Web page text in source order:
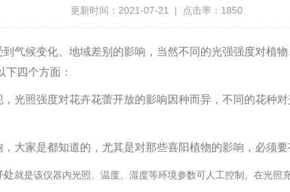
更新时间：2021-07-21 | 点击率：1850
气候变化、地域差别的影响，当然不同的光强强度对植
四个方面：
光照强度对花卉花蕾开放的影响因种而异，不同的花种
大家是都知道的，尤其是对那些喜阳植物的影响，必须要
处就是该仪器内光照、温度、湿度等环境参数可人工控制。在光照